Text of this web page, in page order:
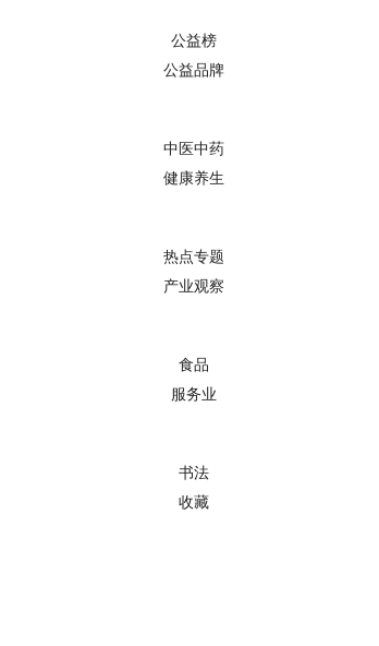
公益榜
公益品牌
中医中药
健康养生
热点专题
产业观察
食品
服务业
书法
收藏